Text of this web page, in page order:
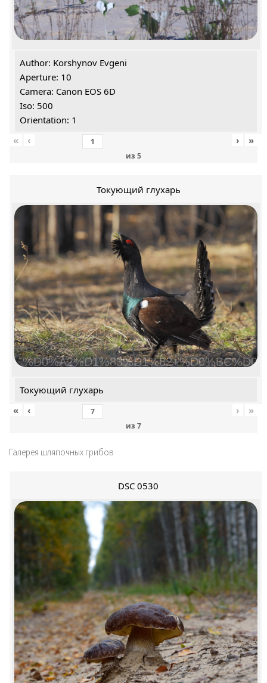
Author: Korshynov Evgeni
Aperture: 10
Camera: Canon EOS 6D
Iso: 500
Orientation: 1
«
‹
из 5
› »
Токующий глухарь
Токующий глухарь
«
‹
из 7
› »
Галерея шляпочных грибов
DSC 0530